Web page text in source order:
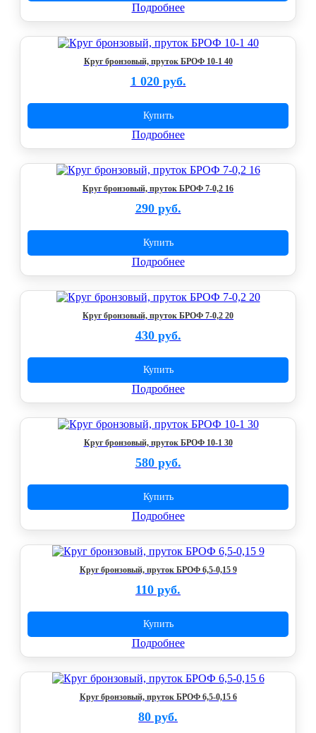
Подробнее
Круг бронзовый, пруток БРОФ 10-1 40
1 020 руб.
Купить
Подробнее
Круг бронзовый, пруток БРОФ 7-0,2 16
290 руб.
Купить
Подробнее
Круг бронзовый, пруток БРОФ 7-0,2 20
430 руб.
Купить
Подробнее
Круг бронзовый, пруток БРОФ 10-1 30
580 руб.
Купить
Подробнее
Круг бронзовый, пруток БРОФ 6,5-0,15 9
110 руб.
Купить
Подробнее
Круг бронзовый, пруток БРОФ 6,5-0,15 6
80 руб.